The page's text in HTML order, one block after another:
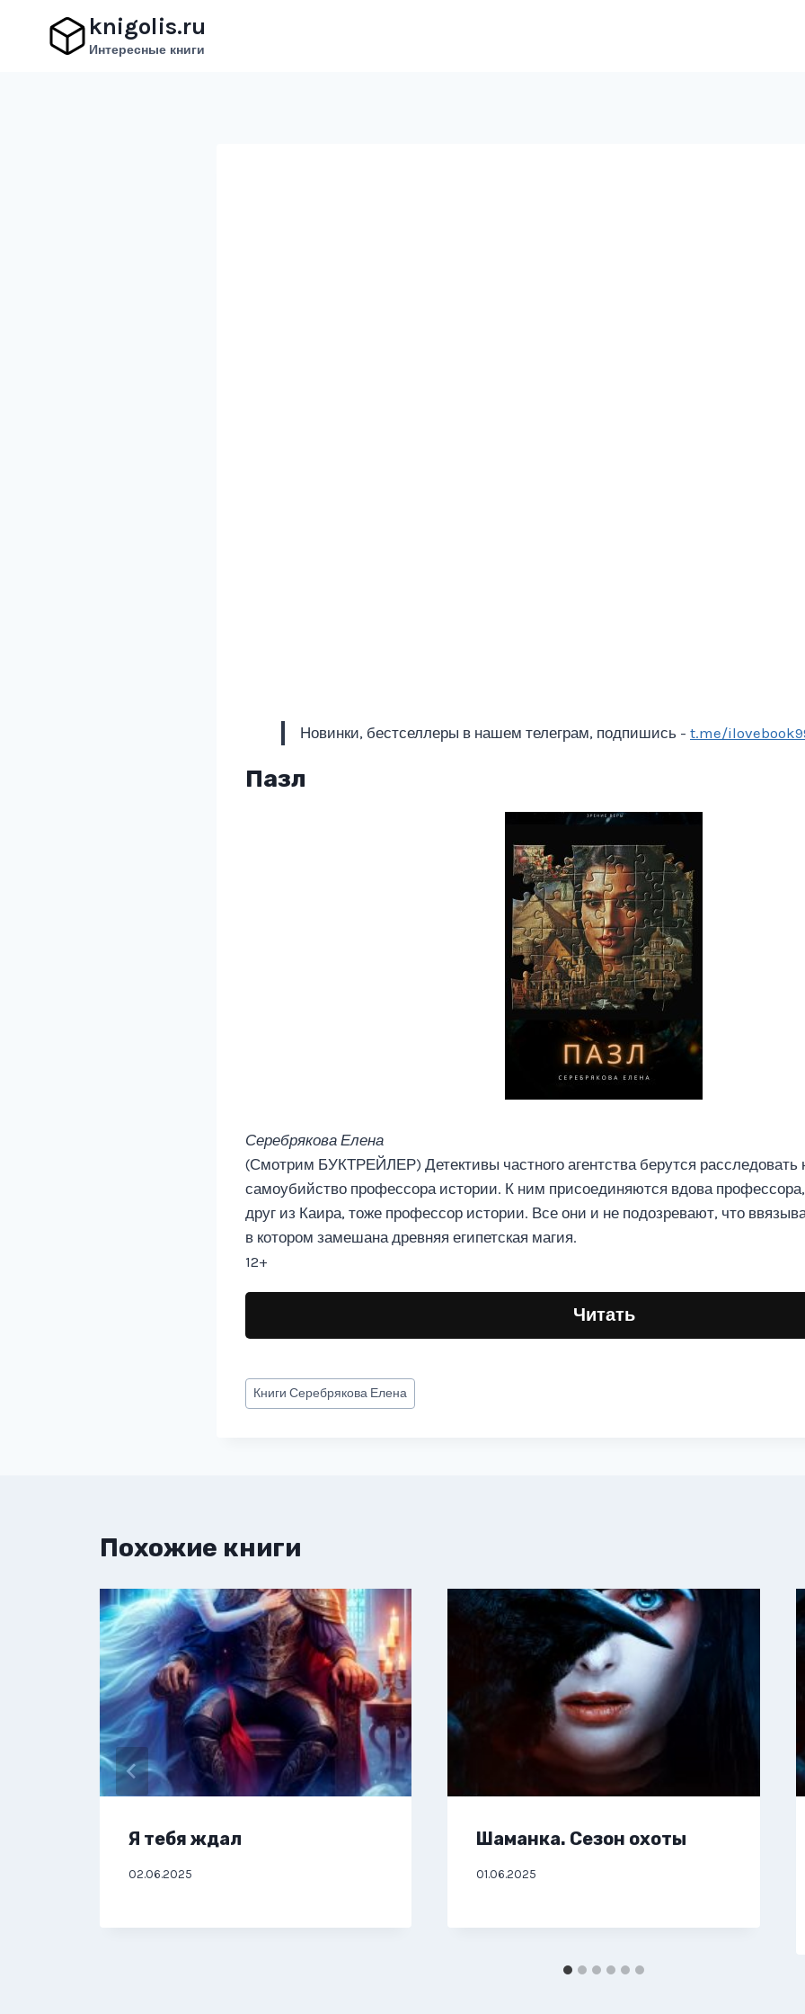
содержимому
knigolis.ru
Интересные книги
Новинки, бестселлеры в нашем телеграм, подпишись - t.me/
Пазл
Серебрякова Елена
(Смотрим БУКТРЕЙЛЕР) Детективы частного агентства берутся расследовать
самоубийство профессора истории. К ним присоединяются вдова
друг из Каира, тоже профессор истории. Все они и не подозревают, что
в котором замешана древняя египетская магия.
12+
Читать
Метки
записи:
КнигиСеребрякова Елена
Похожие книги
Я тебя ждал
02.06.2025
Шаманка. Сезон охоты
01.06.2025